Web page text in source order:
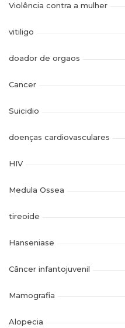
Violência contra a mulher
vitiligo
doador de orgaos
Cancer
Suicidio
doenças cardiovasculares
HIV
Medula Ossea
tireoide
Hanseniase
Câncer infantojuvenil
Mamografia
Alopecia